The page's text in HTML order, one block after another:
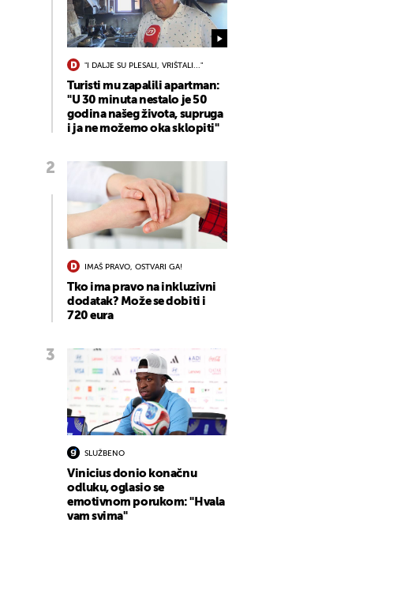
"I DALJE SU PLESALI, VRIŠTALI..."
Turisti mu zapalili apartman:
"U 30 minuta nestalo je 50
godina našeg života, supruga
i ja ne možemo oka sklopiti"
IMAŠ PRAVO, OSTVARI GA!
Tko ima pravo na inkluzivni
dodatak? Može se dobiti i
720 eura
SLUŽBENO
Vinicius donio konačnu
odluku, oglasio se
emotivnom porukom: "Hvala
vam svima"